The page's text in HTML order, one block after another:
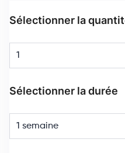
Sélectionner la
Sélectionner la durée
1 semaine